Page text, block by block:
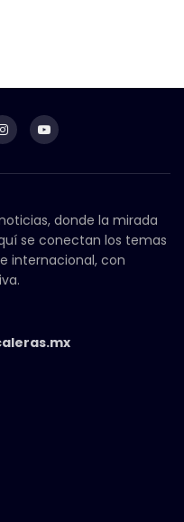
donde la mirada
se conectan los temas
internacional, con